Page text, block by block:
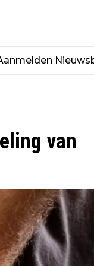
van